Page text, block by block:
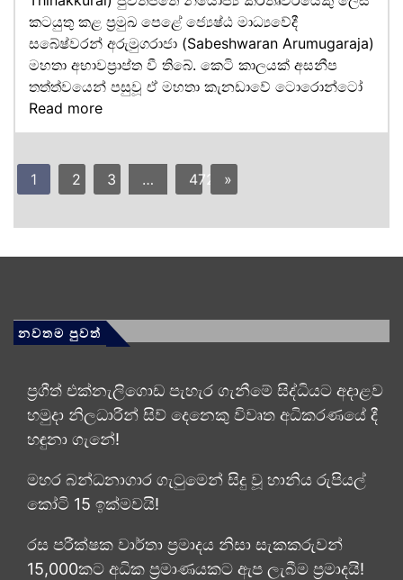
කටයුතු කළ ප්‍රමුඛ පෙළේ ජ්‍යෙෂ්ඨ මාධ්‍යවේදී
සබේෂ්වරන් අරුමුගරාජා (Sabeshwaran Arumugaraja)
මහතා අභාවප්‍රාප්ත වී තිබේ. කෙටි කාලයක් අසනීප
තත්ත්වයෙන් පසුවූ ඒ මහතා කැනඩාවේ ටොරොන්ටෝ
Read more
1 2 3 … 472 »
නවතම පුවත්
ප්‍රගීත් එක්නැලිගොඩ පැහැර ගැනීමේ සිද්ධියට අදාළව
හමුදා නිලධාරීන් සිව් දෙනෙකු විවෘත අධි­ක­ර­ණ­යේ දී
හඳුනා ගැනේ!
මහර බන්ධනාගාර ගැටුමෙන් සිදු වූ හානිය රුපියල්
කෝටි 15 ඉක්මවයි!
රස පරීක්ෂක වාර්තා ප්‍රමාදය නිසා සැකකරුවන්
15,000කට අධික ප්‍රමාණයකට ඇප ලැබීම ප්‍රමාදයි!